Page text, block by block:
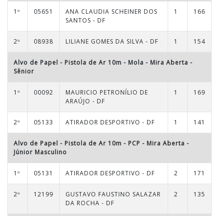
1º 05651
ANA CLAUDIA SCHEINER DOS
SANTOS - DF
1 166
2º 08938 LILIANE GOMES DA SILVA - DF 1 154
Alvo de Papel - Pistola de Ar 10m - Mola - Mira Aberta -
Sênior
1º 00092
MAURICIO PETRONÍLIO DE
ARAÚJO - DF
1 169
2º 05133 ATIRADOR DESPORTIVO - DF 1 141
Alvo de Papel - Pistola de Ar 10m - PCP - Mira Aberta -
Júnior Masculino
1º 05131 ATIRADOR DESPORTIVO - DF 2 171
2º 12199
GUSTAVO FAUSTINO SALAZAR
DA ROCHA - DF
2 135